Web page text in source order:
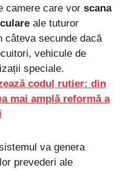
camere care vor scana
ale tuturor
câteva secunde dacă
vehicule de
speciale.
codul rutier: din
mai amplă reformă a
va genera
prevederi ale